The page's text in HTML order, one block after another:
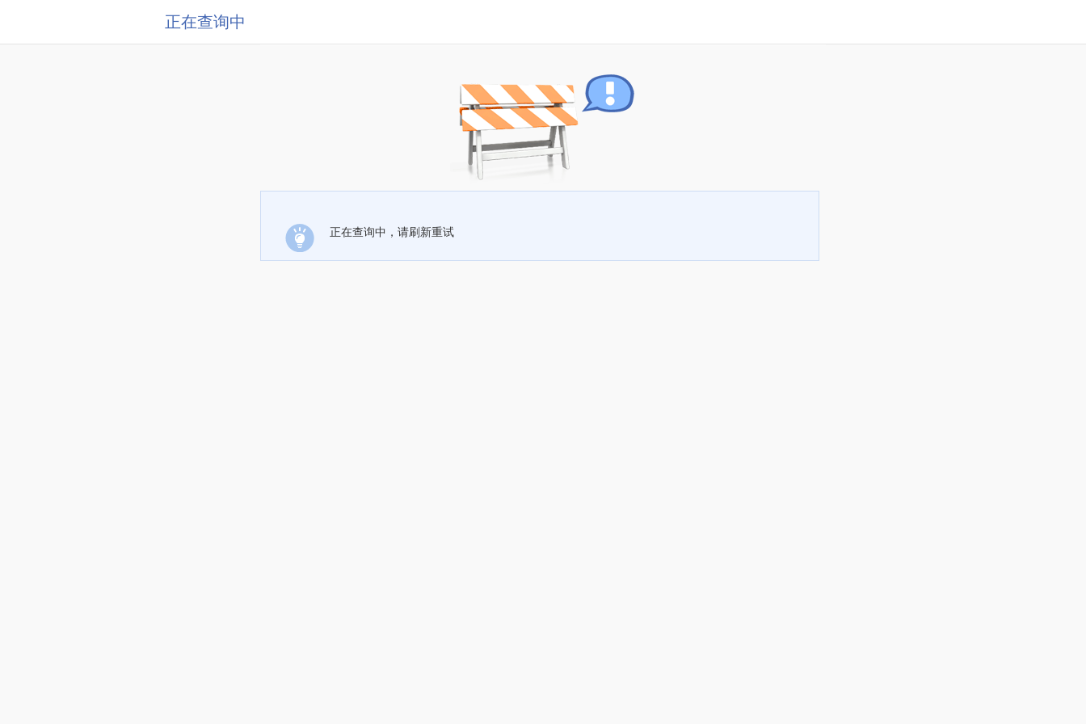
正在查询中
正在查询中，请刷新重试